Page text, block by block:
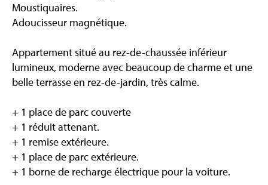
Moustiquaires.
Adoucisseur magnétique.
Appartement situé au rez-de-chaussée inférieur
lumineux, moderne avec beaucoup de charme et une
belle terrasse en rez-de-jardin, très calme.
+ 1 place de parc couverte
+ 1 réduit attenant.
+ 1 remise extérieure.
+ 1 place de parc extérieure.
+ 1 borne de recharge électrique pour la voiture.